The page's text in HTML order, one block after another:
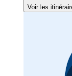
Voir les